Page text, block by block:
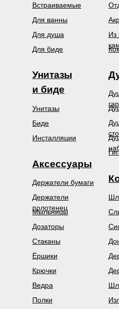
Аксессуары
Держатели бумаги
Держатели
полотенец
Мыльницы
Встраиваемые
Для биде
Для ванны
Для душа
Из
Дозаторы
Инсталляции
Биде
Унитазы
Унитазы
и биде
Стаканы
Ёршики
Крючки
Ведра
Полки